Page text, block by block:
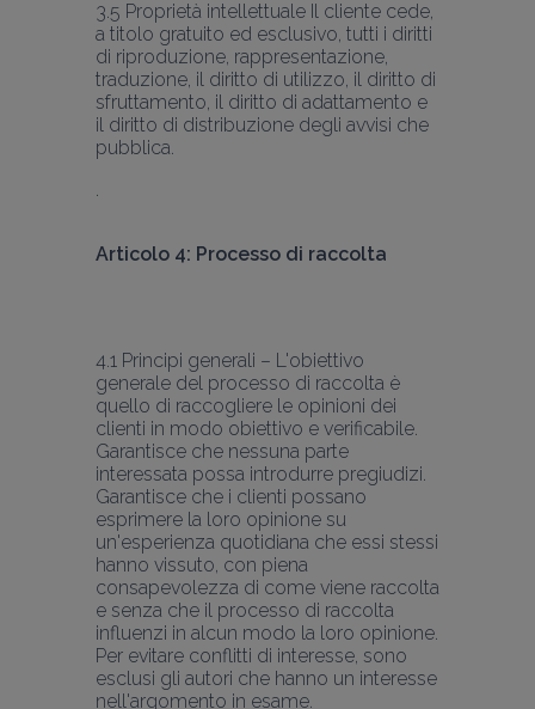
3.5 Proprietà intellettuale Il cliente cede,
a titolo gratuito ed esclusivo, tutti i diritti
di riproduzione, rappresentazione,
traduzione, il diritto di utilizzo, il diritto di
sfruttamento, il diritto di adattamento e
il diritto di distribuzione degli avvisi che
pubblica.
Articolo 4: Processo di raccolta
4.1 Principi generali – L'obiettivo
generale del processo di raccolta è
quello di raccogliere le opinioni dei
clienti in modo obiettivo e verificabile.
Garantisce che nessuna parte
interessata possa introdurre pregiudizi.
Garantisce che i clienti possano
esprimere la loro opinione su
un'esperienza quotidiana che essi stessi
hanno vissuto, con piena
consapevolezza di come viene raccolta
e senza che il processo di raccolta
influenzi in alcun modo la loro opinione.
Per evitare conflitti di interesse, sono
esclusi gli autori che hanno un interesse
nell'argomento in esame.